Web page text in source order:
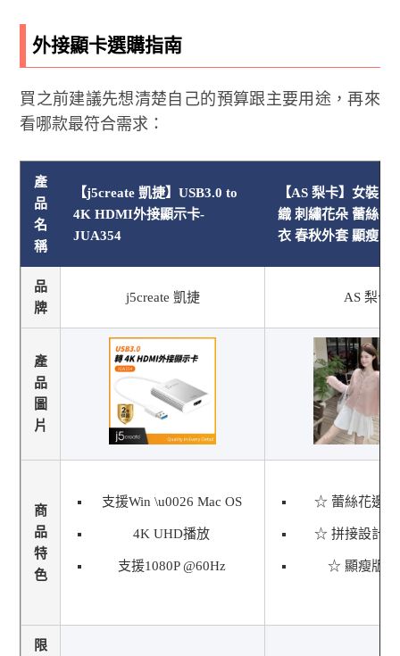
外接顯卡選購指南
買之前建議先想清楚自己的預算跟主要用途，再來
看哪款最符合需求：
產
品
名
稱
【j5create 凱捷】USB3.0 to
4K HDMI外接顯示卡-
JUA354
【AS 梨卡】女裝
織 刺繡花朵 蕾絲花
衣 春秋外套 顯瘦針
品
牌
j5create 凱捷 AS 梨卡
產
品
圖
片
商
品
特
色
支援Win \u0026 Mac OS
4K UHD播放
支援1080P @60Hz
☆ 蕾絲花邊增
☆ 拼接設計更
☆ 顯瘦版型
限